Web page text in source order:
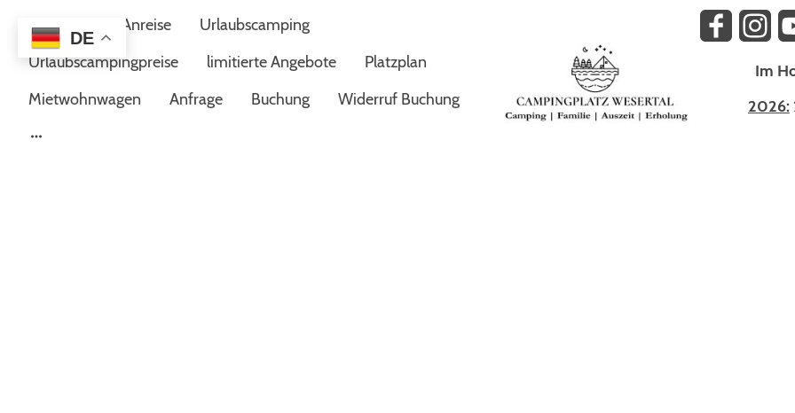
Startseite Anreise
Urlaubscamping
Urlaubscampingpreise
limitierte Angebote
Platzplan
Mietwohnwagen
Anfrage Buchung Widerruf Buchung
Im
2026:
DE